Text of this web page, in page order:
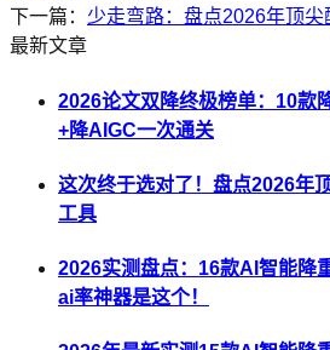
下一篇： 少走弯路：盘点2026年顶
最新文章
2026论文双降终极榜单：10款
+降AIGC一次通关
这次终于选对了！盘点2026年
工具
2026实测盘点：16款AI智能降
ai率神器是这个！